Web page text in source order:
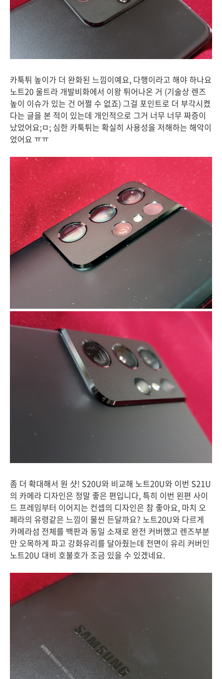
카툭튀 높이가 더 완화된 느낌이예요, 다행이라고 해야 하나요
노트20 울트라 개발비화에서 이왕 튀어나온 거 (기술상 렌즈
높이 이슈가 있는 건 어쩔 수 없죠) 그걸 포인트로 더 부각시켰
다는 글을 본 적이 있는데 개인적으로 그거 너무 너무 짜증이
났었어요;ㅁ; 심한 카툭튀는 확실히 사용성을 저해하는 해악이
었어요 ㅠㅠ
좀 더 확대해서 원 샷! S20U와 비교해 노트20U와 이번 S21U
의 카메라 디자인은 정말 좋은 편입니다, 특히 이번 왼편 사이
드 프레임부터 이어지는 컨셉의 디자인은 참 좋아요, 마치 오
페라의 유령같은 느낌이 물씬 든달까요? 노트20U와 다르게
카메라섬 전체를 백판과 동일 소재로 완전 커버했고 렌즈부분
만 오목하게 파고 강화유리를 달아줬는데 전면이 유리 커버인
노트20U 대비 호불호가 조금 있을 수 있겠네요.